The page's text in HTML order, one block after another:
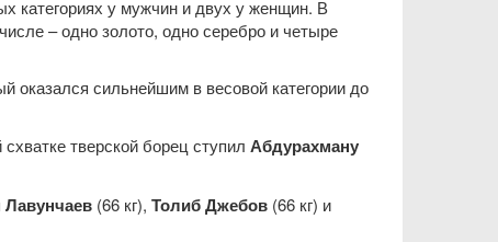
категориях у мужчин и двух у женщин. В
– одно золото, одно серебро и четыре
оказался сильнейшим в весовой категории до
тверской борец ступилАбдурахману
Лавунчаев (66 кг),Толиб Джебов (66 кг) и